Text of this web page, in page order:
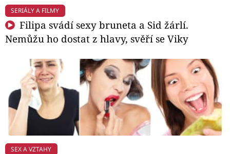
SERIÁLY A FILMY
Filipa svádí sexy bruneta a Sid žárlí.
Nemůžu ho dostat z hlavy, svěří se Viky
SEX A VZTAHY